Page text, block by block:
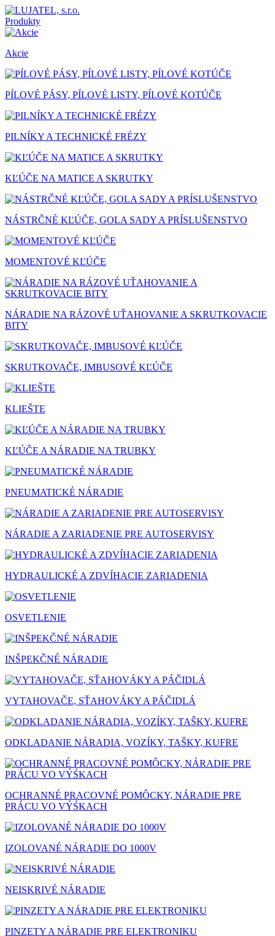
Produkty
Akcie
PÍLOVÉ PÁSY, PÍLOVÉ LISTY, PÍLOVÉ KOTÚČE
PILNÍKY A TECHNICKÉ FRÉZY
KĽÚČE NA MATICE A SKRUTKY
NÁSTRČNÉ KĽÚČE, GOLA SADY A PRÍSLUŠENSTVO
MOMENTOVÉ KĽÚČE
NÁRADIE NA RÁZOVÉ UŤAHOVANIE A SKRUTKOVACIE
BITY
SKRUTKOVAČE, IMBUSOVÉ KĽÚČE
KLIEŠTE
KĽÚČE A NÁRADIE NA TRUBKY
PNEUMATICKÉ NÁRADIE
NÁRADIE A ZARIADENIE PRE AUTOSERVISY
HYDRAULICKÉ A ZDVÍHACIE ZARIADENIA
OSVETLENIE
INŠPEKČNÉ NÁRADIE
VYTAHOVAČE, SŤAHOVÁKY A PÁČIDLÁ
ODKLADANIE NÁRADIA, VOZÍKY, TAŠKY, KUFRE
OCHRANNÉ PRACOVNÉ POMÔCKY, NÁRADIE PRE
PRÁCU VO VÝŚKACH
IZOLOVANÉ NÁRADIE DO 1000V
NEISKRIVÉ NÁRADIE
PINZETY A NÁRADIE PRE ELEKTRONIKU